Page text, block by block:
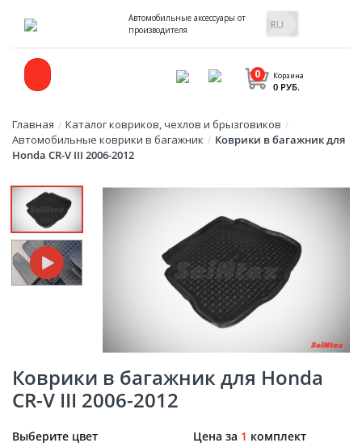
Автомобильные аксессуары от
производителя
Корзина
0
0 РУБ.
Главная / Каталог ковриков, чехлов и брызговиков /
Автомобильные коврики в багажник / Коврики в багажник для
Honda CR-V III 2006-2012
Коврики в багажник для Honda
CR-V III 2006-2012
Выберите цвет Цена за 1 комплект